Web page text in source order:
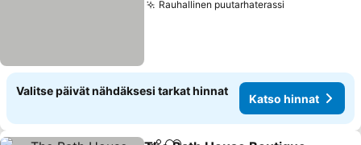
Rauhallinen puutarhaterassi
Valitse päivät nähdäksesi tarkat hinnat
Katso hinnat